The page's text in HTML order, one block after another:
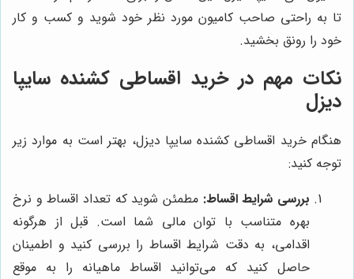
تا به راحتی صاحب کامیون مورد نظر خود شوید و کسب و کار
خود را رونق بخشید.
نکات مهم در خرید اقساطی کشنده سایپا
دیزل
هنگام خرید اقساطی کشنده سایپا دیزل، بهتر است به موارد زیر
توجه کنید:
بررسی شرایط اقساط: مطمئن شوید که تعداد اقساط و نرخ
بهره متناسب با توان مالی شما است. قبل از هرگونه
اقدامی، به دقت شرایط اقساط را بررسی کنید و اطمینان
حاصل کنید که می‌توانید اقساط ماهیانه را به موقع